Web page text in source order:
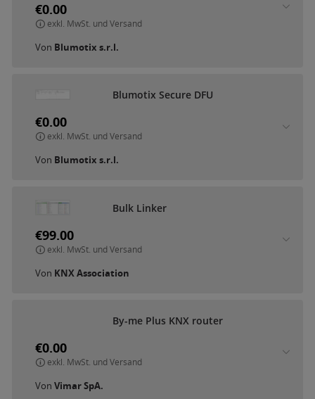
€0.00
exkl. MwSt. und Versand
Von Blumotix s.r.l.
Blumotix Secure DFU
€0.00
exkl. MwSt. und Versand
Von Blumotix s.r.l.
Bulk Linker
€99.00
exkl. MwSt. und Versand
Von KNX Association
By-me Plus KNX router
€0.00
exkl. MwSt. und Versand
Von Vimar SpA.